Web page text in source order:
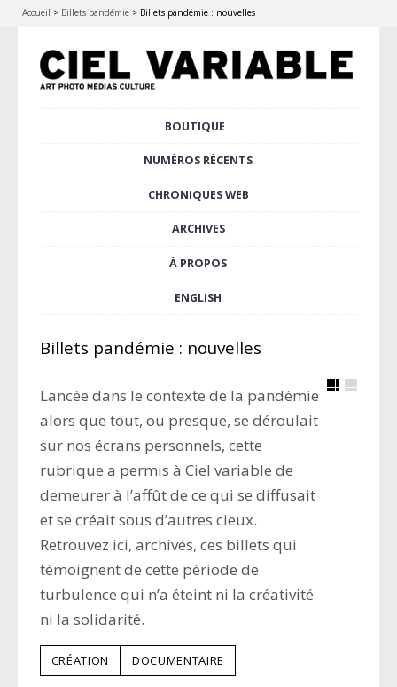
Accueil > Billets pandémie > Billets pandémie : nouvelles
BOUTIQUE
NUMÉROS RÉCENTS
CHRONIQUES WEB
ARCHIVES
À PROPOS
ENGLISH
Billets pandémie : nouvelles
Lancée dans le contexte de la pandémie
alors que tout, ou presque, se déroulait
sur nos écrans personnels, cette
rubrique a permis à Ciel variable de
demeurer à l’affût de ce qui se diffusait
et se créait sous d’autres cieux.
Retrouvez ici, archivés, ces billets qui
témoignent de cette période de
turbulence qui n’a éteint ni la créativité
ni la solidarité.
CRÉATION DOCUMENTAIRE